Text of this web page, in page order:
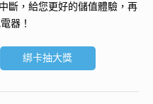
斷，給您更好的儲值體驗，再
器 ！
綁卡抽大獎